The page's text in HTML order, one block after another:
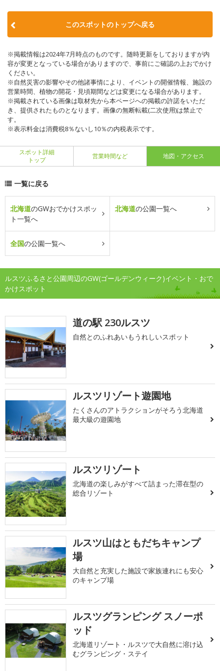
このスポットのトップへ戻る
※掲載情報は2024年7月時点のものです。随時更新をしておりますが内
容が変更となっている場合がありますので、事前にご確認の上おでかけ
ください。
※自然災害の影響やその他諸事情により、イベントの開催情報、施設の
営業時間、植物の開花・見頃期間などは変更になる場合があります。
※掲載されている画像は取材先から本ページへの掲載の許諾をいただ
き、提供されたものとなります。画像の無断転載(二次使用)は禁止で
す。
※表示料金は消費税8％ないし10％の内税表示です。
スポット詳細
トップ
営業時間など 地図・アクセス
一覧に戻る
北海道のGWおでかけスポッ
ト一覧へ
北海道の公園一覧へ
全国の公園一覧へ
ルスツふるさと公園周辺のGW(ゴールデンウィーク)イベント・おで
かけスポット
道の駅 230ルスツ
自然とのふれあいもうれしいスポット
ルスツリゾート遊園地
たくさんのアトラクションがそろう北海道
最大級の遊園地
ルスツリゾート
北海道の楽しみがすべて詰まった滞在型の
総合リゾート
ルスツ山はともだちキャンプ
場
大自然と充実した施設で家族連れにも安心
のキャンプ場
ルスツグランピング スノーポ
ッド
北海道リゾート・ルスツで大自然に溶け込
むグランピング・ステイ